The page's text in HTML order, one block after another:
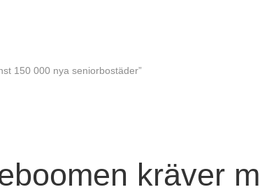
150 000 nya seniorbostäder”
kräver